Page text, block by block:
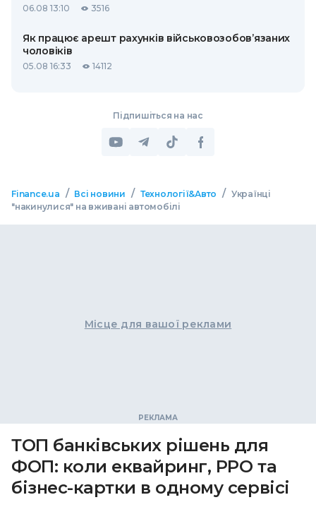
06.08 13:10 3516
Як працює арешт рахунків військовозобов’язаних
чоловіків
05.08 16:33 14112
Підпишіться на нас
Finance.ua / Всі новини / Технології&Авто / Українці
"накинулися" на вживані автомобілі
Місце для вашої реклами
ТОП банківських рішень для
ФОП: коли еквайринг, РРО та
бізнес-картки в одному сервісі